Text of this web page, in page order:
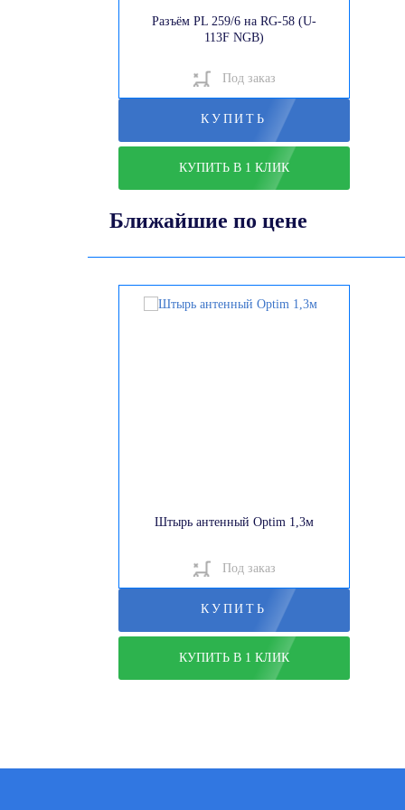
Разъём PL 259/6 на RG-58 (U-
113F NGB)
Под заказ
КУПИТЬ
КУПИТЬ В 1 КЛИК
Ближайшие по цене
Штырь антенный Optim 1,3м
Под заказ
КУПИТЬ
КУПИТЬ В 1 КЛИК